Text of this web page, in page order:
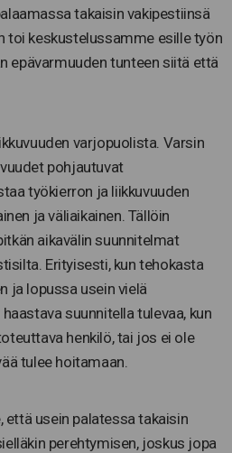
takaisin vakipestiinsä
toi keskustelussamme esille työn
epävarmuuden tunteen siitä että
varjopuolista. Varsin
pohjautuvat
työkierron ja liikkuvuuden
ja väliaikainen. Tällöin
aikavälin suunnitelmat
Erityisesti, kun tehokasta
ja lopussa usein vielä
suunnitella tulevaa, kun
henkilö, tai jos ei ole
tulee hoitamaan.
että usein palatessa takaisin
perehtymisen, joskus jopa